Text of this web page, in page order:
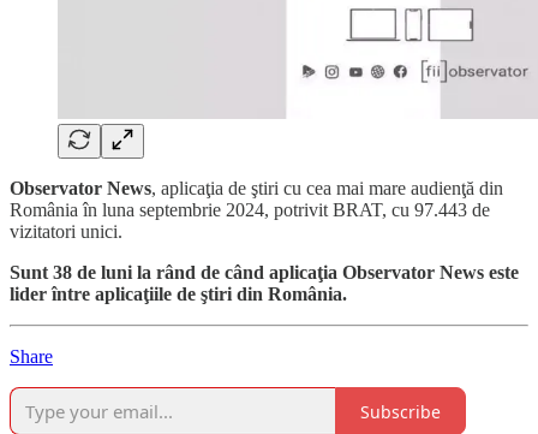
Observator News, aplicaţia de ştiri cu cea mai mare audienţă din
România în luna septembrie 2024, potrivit BRAT, cu 97.443 de
vizitatori unici.
Sunt 38 de luni la rând de când aplicaţia Observator News este
lider între aplicaţiile de ştiri din România.
Share
Subscribe